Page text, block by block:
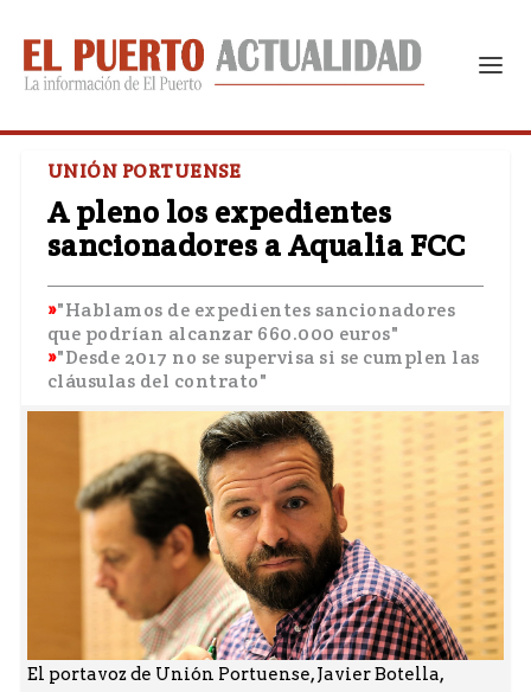
UNIÓN PORTUENSE
A pleno los expedientes
sancionadores a Aqualia FCC
"Hablamos de expedientes sancionadores
que podrían alcanzar 660.000 euros"
"Desde 2017 no se supervisa si se cumplen las
cláusulas del contrato"
El portavoz de Unión Portuense, Javier Botella,